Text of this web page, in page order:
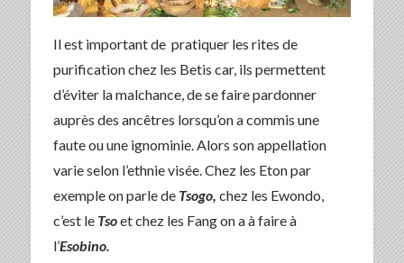
Il est important de pratiquer les rites de
purification chez les Betis car, ils permettent
d’éviter la malchance, de se faire pardonner
auprès des ancêtres lorsqu’on a commis une
faute ou une ignominie. Alors son appellation
varie selon l’ethnie visée. Chez les Eton par
exemple on parle de Tsogo, chez les Ewondo,
c’est le Tsoet chez les Fang on a à faire à
l’Esobino.